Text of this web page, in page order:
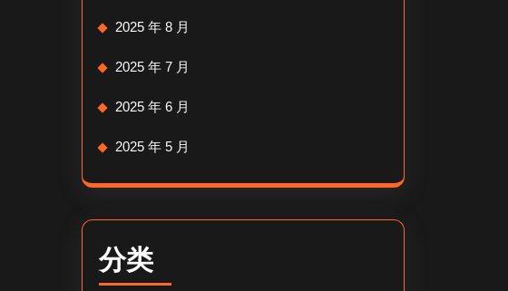
2025 年 8 月
2025 年 7 月
2025 年 6 月
2025 年 5 月
分类